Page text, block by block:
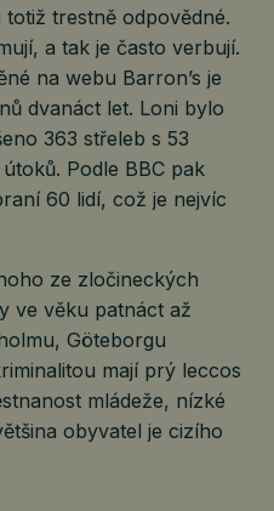
trestně odpovědné.
a tak je často verbují.
na webu Barron’s je
dvanáct let. Loni bylo
363 střeleb s 53
Podle BBC pak
60 lidí, což je nejvíc
ze zločineckých
ve věku patnáct až
Göteborgu
mají prý leccos
mládeže, nízké
obyvatel je cizího